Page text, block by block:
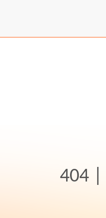
404